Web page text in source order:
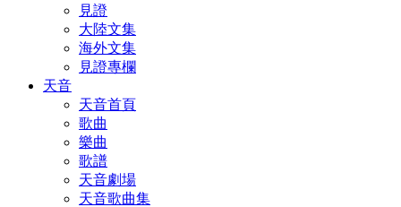
見證
大陸文集
海外文集
見證專欄
天音
天音首頁
歌曲
樂曲
歌譜
天音劇場
天音歌曲集